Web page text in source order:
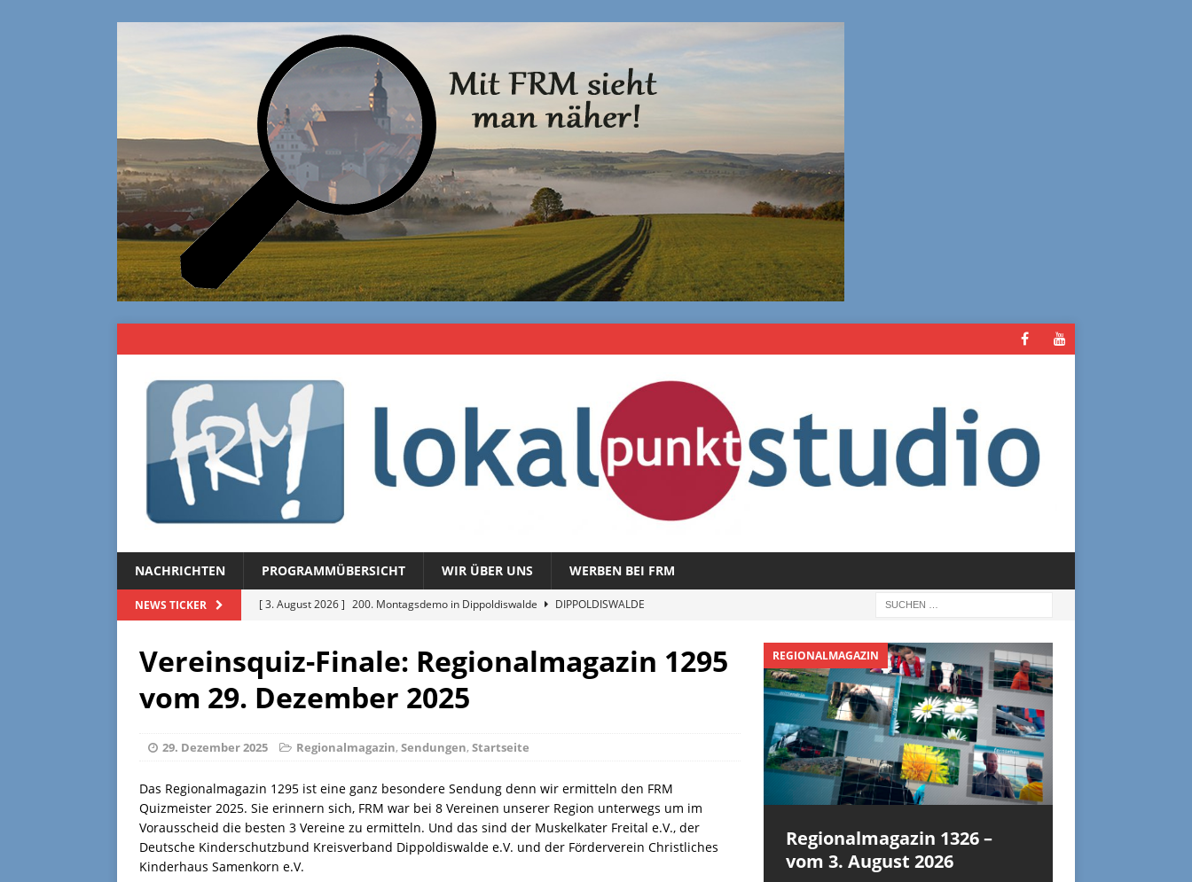
NACHRICHTEN PROGRAMMÜBERSICHT WIR ÜBER UNS WERBEN BEI FRM
NEWS TICKER [ 3. August 2026 ] 200. Montagsdemo in Dippoldiswalde
DIPPOLDISWALDE
[ 27. Juli 2026 ]
Regionalmagazin 1325 – vom 27. Juli 2026
REGIONALMAGAZIN
[ 27. Juli 2026 ] Herzliche Einladung zu „Fit im Park“
Vereinsquiz-Finale: Regionalmagazin 1295
vom 29. Dezember 2025
29. Dezember 2025 Regionalmagazin, Sendungen, Startseite
Das Regionalmagazin 1295 ist eine ganz besondere Sendung denn wir ermitteln den FRM
Quizmeister 2025. Sie erinnern sich, FRM war bei 8 Vereinen unserer Region unterwegs um im
Vorausscheid die besten 3 Vereine zu ermitteln. Und das sind der Muskelkater Freital e.V., der
Deutsche Kinderschutzbund Kreisverband Dippoldiswalde e.V. und der Förderverein Christliches
Kinderhaus Samenkorn e.V.
REGIONALMAGAZIN
Regionalmagazin 1326 –
vom 3. August 2026